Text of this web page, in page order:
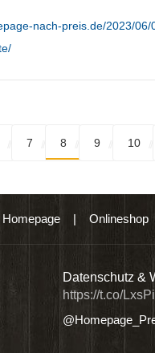
nach-preis.de/2023/
7 8 9 10
Homepage| Onlineshop
Datenschutz &
https://t.co/